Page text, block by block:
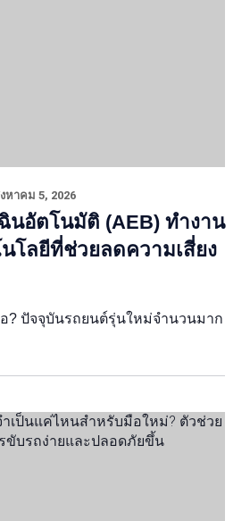
หาคม 5, 2026
นอัตโนมัติ (AEB) ทำงาน
นโลยีที่ช่วยลดความเสี่ยง
อ? ปัจจุบันรถยนต์รุ่นใหม่จำนวนมาก